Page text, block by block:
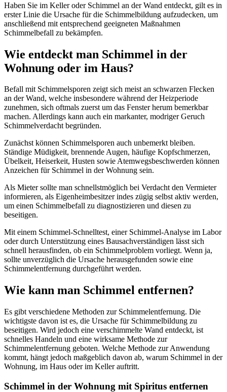
Haben Sie im Keller oder Schimmel an der Wand entdeckt, gilt es in
erster Linie die Ursache für die Schimmelbildung aufzudecken, um
anschließend mit entsprechend geeigneten Maßnahmen
Schimmelbefall zu bekämpfen.
Wie entdeckt man Schimmel in der
Wohnung oder im Haus?
Befall mit Schimmelsporen zeigt sich meist an schwarzen Flecken
an der Wand, welche insbesondere während der Heizperiode
zunehmen, sich oftmals zuerst um das Fenster herum bemerkbar
machen. Allerdings kann auch ein markanter, modriger Geruch
Schimmelverdacht begründen.
Zunächst können Schimmelsporen auch unbemerkt bleiben.
Ständige Müdigkeit, brennende Augen, häufige Kopfschmerzen,
Übelkeit, Heiserkeit, Husten sowie Atemwegsbeschwerden können
Anzeichen für Schimmel in der Wohnung sein.
Als Mieter sollte man schnellstmöglich bei Verdacht den Vermieter
informieren, als Eigenheimbesitzer indes zügig selbst aktiv werden,
um einen Schimmelbefall zu diagnostizieren und diesen zu
beseitigen.
Mit einem Schimmel-Schnelltest, einer Schimmel-Analyse im Labor
oder durch Unterstützung eines Bausachverständigen lässt sich
schnell herausfinden, ob ein Schimmelproblem vorliegt. Wenn ja,
sollte unverzüglich die Ursache herausgefunden sowie eine
Schimmelentfernung durchgeführt werden.
Wie kann man Schimmel entfernen?
Es gibt verschiedene Methoden zur Schimmelentfernung. Die
wichtigste davon ist es, die Ursache für Schimmelbildung zu
beseitigen. Wird jedoch eine verschimmelte Wand entdeckt, ist
schnelles Handeln und eine wirksame Methode zur
Schimmelentfernung geboten. Welche Methode zur Anwendung
kommt, hängt jedoch maßgeblich davon ab, warum Schimmel in der
Wohnung, im Haus oder im Keller auftritt.
Schimmel in der Wohnung mit Spiritus entfernen